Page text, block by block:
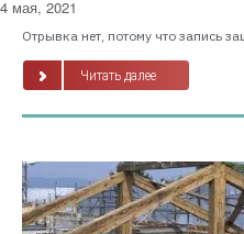
4 мая, 2021
Отрывка нет, потому что запись
Читать далее